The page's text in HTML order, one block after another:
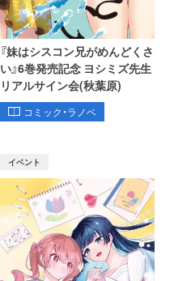
『妹はシスコン兄がめんどくさ
い』6巻発売記念 ヨシミズ先生
リアルサイン会(秋葉原)
コミック・ラノベ
イベント